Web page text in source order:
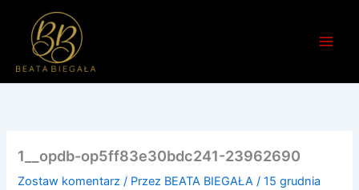
1__opdb-op5ff83e30bdc241-23962690
Zostaw komentarz / Przez BEATA BIEGAŁA/15 grudnia